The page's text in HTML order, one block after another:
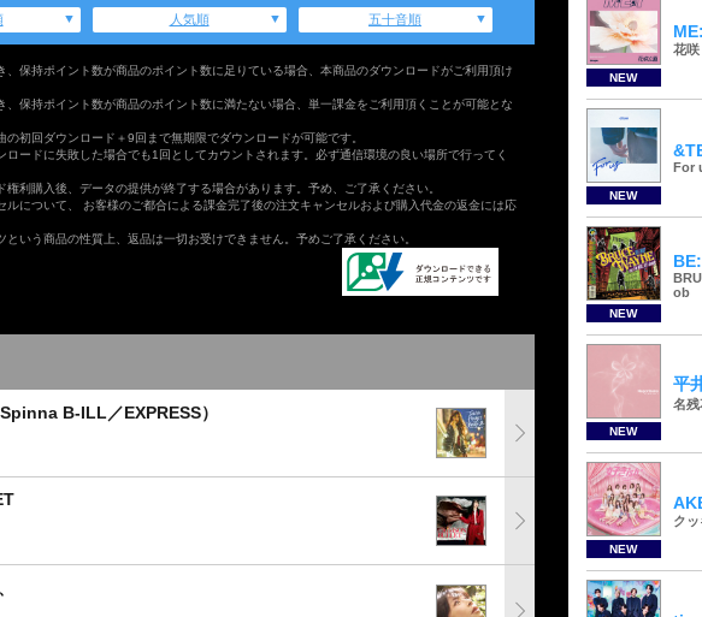
人気順 五十音順
保持ポイント数が商品のポイント数に足りている場合、本商品のダウンロードがご利用頂け
保持ポイント数が商品のポイント数に満たない場合、単一課金をご利用頂くことが可能とな
初回ダウンロード＋9回まで無期限でダウンロードが可能です。
ロードに失敗した場合でも1回としてカウントされます。必ず通信環境の良い場所で行ってく
利購入後、データの提供が終了する場合があります。予め、ご了承ください。
について、 お客様のご都合による課金完了後の注文キャンセルおよび購入代金の返金には応
という商品の性質上、返品は一切お受けできません。予めご了承ください。
B-ILL／EXPRESS）
NEW
花咲
NEW
For
NEW
ob
NEW
平
名残
NEW
ク